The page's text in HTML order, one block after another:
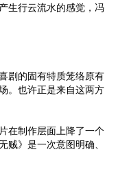
生行云流水的感觉，冯
剧的固有特质笼络原有
。也许正是来自这两方
在制作层面上降了一个
贼》是一次意图明确、